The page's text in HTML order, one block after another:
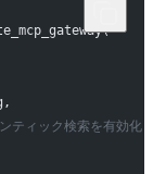
ティック検索を有効化